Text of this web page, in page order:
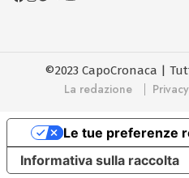
©2023 CapoCronaca |
La redazione
Informativa sulla raccolta
Le tue preferenze